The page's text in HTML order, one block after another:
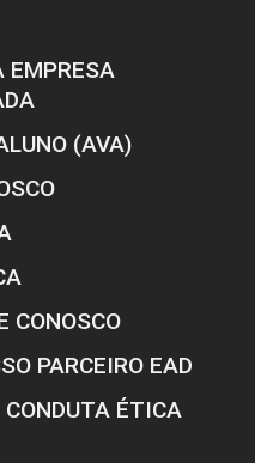
EMPRESA
(AVA)
CONOSCO
PARCEIRO EAD
CONDUTA ÉTICA